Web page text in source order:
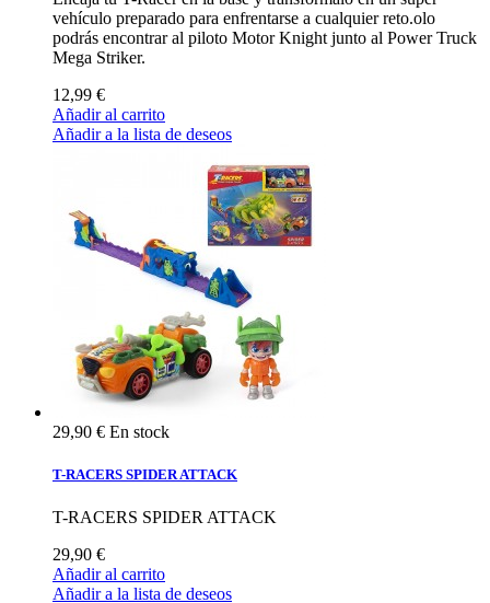
vehículo preparado para enfrentarse a cualquier reto.olo
podrás encontrar al piloto Motor Knight junto al Power Truck
Mega Striker.
12,99 €
Añadir al carrito
Añadir a la lista de deseos
29,90 € En stock
T-RACERS SPIDER ATTACK
T-RACERS SPIDER ATTACK
29,90 €
Añadir al carrito
Añadir a la lista de deseos